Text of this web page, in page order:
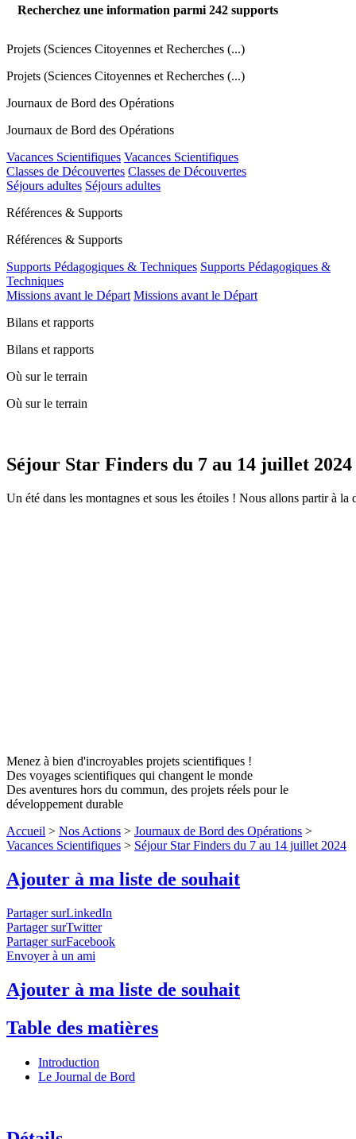
Recherchez une information parmi 242 supports
Projets (Sciences Citoyennes et Recherches (...)
Projets (Sciences Citoyennes et Recherches (...)
Journaux de Bord des Opérations
Journaux de Bord des Opérations
Vacances Scientifiques Vacances Scientifiques
Classes de Découvertes Classes de Découvertes
Séjours adultes Séjours adultes
Références & Supports
Références & Supports
Supports Pédagogiques & Techniques Supports Pédagogiques &
Techniques
Missions avant le Départ Missions avant le Départ
Bilans et rapports
Bilans et rapports
Où sur le terrain
Où sur le terrain
Séjour Star Finders du 7 au 14 juillet 2024
Un été dans les montagnes et sous les étoiles ! Nous allons partir à
Menez à bien d'incroyables projets scientifiques !
Des voyages scientifiques qui changent le monde
Des aventures hors du commun, des projets réels pour le
développement durable
Accueil > Nos Actions > Journaux de Bord des Opérations >
Vacances Scientifiques > Séjour Star Finders du 7 au 14 juillet 2024
Ajouter à ma liste de souhait
Partager surLinkedIn
Partager surTwitter
Partager surFacebook
Envoyer à un ami
Ajouter à ma liste de souhait
Table des matières
Introduction
Le Journal de Bord